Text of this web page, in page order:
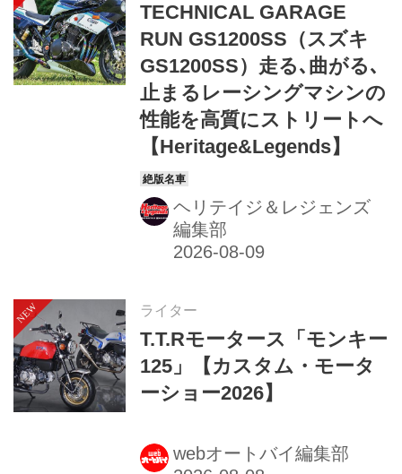
TECHNICAL GARAGE
RUN GS1200SS（スズキ
GS1200SS）走る､曲がる､
止まるレーシングマシンの
性能を高質にストリートへ
【Heritage&Legends】
ヘリテイジ＆レジェンズ
編集部
ライター
T.T.Rモータース「モンキー
125」【カスタム・モータ
ーショー2026】
webオートバイ編集部